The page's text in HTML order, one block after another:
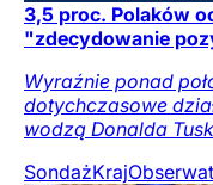
3,5 proc. Polaków
"zdecydowanie
Wyraźnie ponad
dotychczasowe
wodzą Donalda
SondażKraj